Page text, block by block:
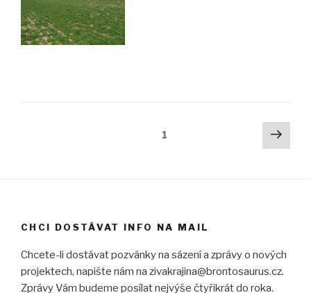
1
Další
CHCI DOSTÁVAT INFO NA MAIL
Chcete-li dostávat pozvánky na sázení a zprávy o nových
projektech, napište nám na zivakrajina@brontosaurus.cz.
Zprávy Vám budeme posílat nejvýše čtyřikrát do roka.